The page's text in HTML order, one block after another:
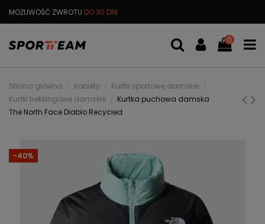
MOŻLIWOŚĆ ZWROTU DO 30 DNI
0
Strona główna Kobiety
Kurtki sportowe damskie
Kurtki trekkingowe damskie
Kurtka puchowa damska
The North Face Diablo Recycled
-40%